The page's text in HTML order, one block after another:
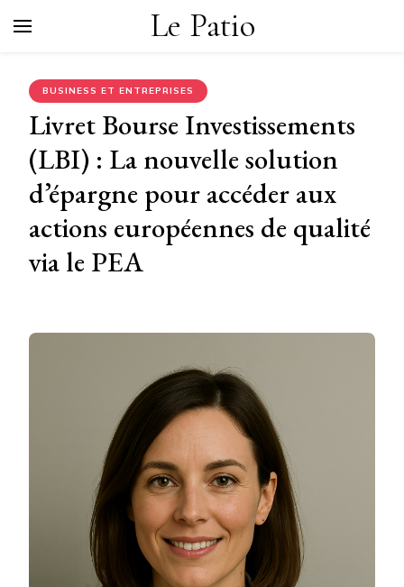
Le Patio
BUSINESS ET ENTREPRISES
Livret Bourse Investissements
(LBI) : La nouvelle solution
d’épargne pour accéder aux
actions européennes de qualité
via le PEA